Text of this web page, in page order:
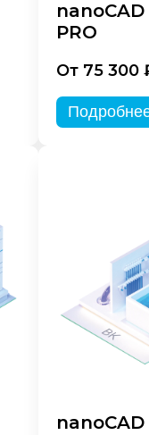
PRO
От 75 300